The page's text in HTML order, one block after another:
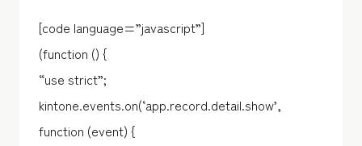
[code language=”javascript”]
(function () {
“use strict”;
kintone.events.on(‘app.record.detail.show’,
function (event) {